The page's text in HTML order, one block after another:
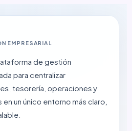
EMPRESARIAL
de gestión
para centralizar
tesorería, operaciones y
un único entorno más claro,